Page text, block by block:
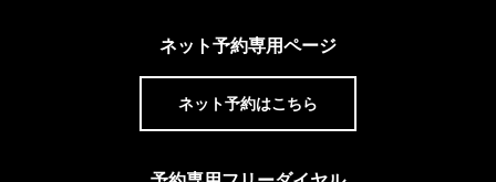
ネット予約専用ページ
ネット予約はこちら